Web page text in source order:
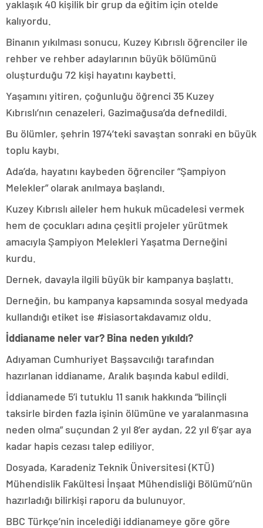
yaklaşık 40 kişilik bir grup da eğitim için otelde
kalıyordu.
Binanın yıkılması sonucu, Kuzey Kıbrıslı öğrenciler ile
rehber ve rehber adaylarının büyük bölümünü
oluşturduğu 72 kişi hayatını kaybetti.
Yaşamını yitiren, çoğunluğu öğrenci 35 Kuzey
Kıbrıslı’nın cenazeleri, Gazimağusa’da defnedildi.
Bu ölümler, şehrin 1974’teki savaştan sonraki en büyük
toplu kaybı.
Ada’da, hayatını kaybeden öğrenciler “Şampiyon
Melekler” olarak anılmaya başlandı.
Kuzey Kıbrıslı aileler hem hukuk mücadelesi vermek
hem de çocukları adına çeşitli projeler yürütmek
amacıyla Şampiyon Melekleri Yaşatma Derneğini
kurdu.
Dernek, davayla ilgili büyük bir kampanya başlattı.
Derneğin, bu kampanya kapsamında sosyal medyada
kullandığı etiket ise #isiasortakdavamız oldu.
İddianame neler var? Bina neden yıkıldı?
Adıyaman Cumhuriyet Başsavcılığı tarafından
hazırlanan iddianame, Aralık başında kabul edildi.
İddianamede 5’i tutuklu 11 sanık hakkında “bilinçli
taksirle birden fazla işinin ölümüne ve yaralanmasına
neden olma” suçundan 2 yıl 8’er aydan, 22 yıl 6’şar aya
kadar hapis cezası talep ediliyor.
Dosyada, Karadeniz Teknik Üniversitesi (KTÜ)
Mühendislik Fakültesi İnşaat Mühendisliği Bölümü’nün
hazırladığı bilirkişi raporu da bulunuyor.
BBC Türkçe’nin incelediği iddianameye göre göre